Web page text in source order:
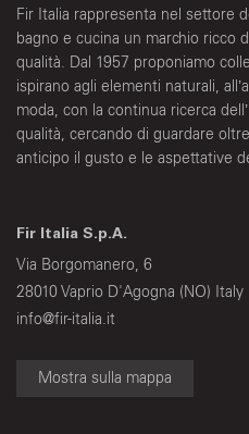
Fir Italia rappresenta nel settore
bagno e cucina un marchio ricco
qualità. Dal 1957 proponiamo
ispirano agli elementi naturali,
moda, con la continua ricerca
qualità, cercando di guardare
anticipo il gusto e le aspettative
Fir Italia S.p.A.
Via Borgomanero, 6
28010 Vaprio D'Agogna (NO) Italy
info@fir-italia.it
Mostra sulla mappa